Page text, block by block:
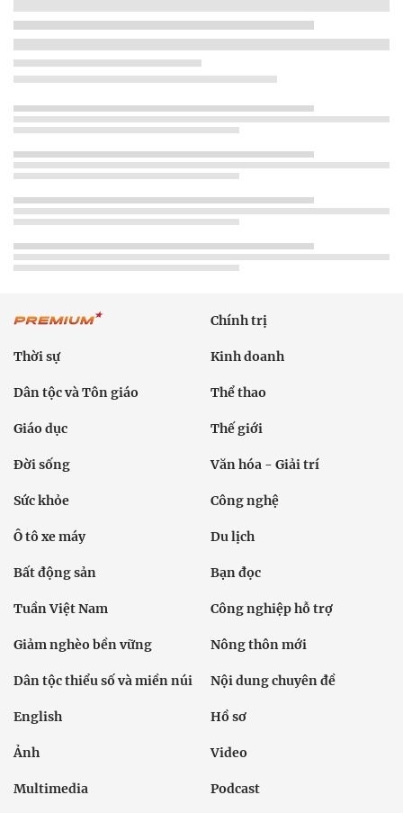
Chính trị
Thời sự Kinh doanh
Dân tộc và Tôn giáo Thể thao
Giáo dục Thế giới
Đời sống Văn hóa - Giải trí
Sức khỏe Công nghệ
Ô tô xe máy Du lịch
Bất động sản Bạn đọc
Tuần Việt Nam Công nghiệp hỗ trợ
Giảm nghèo bền vững Nông thôn mới
Dân tộc thiểu số và miền núi Nội dung chuyên đề
English Hồ sơ
Ảnh Video
Multimedia Podcast